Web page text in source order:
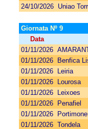
24/10/2026
Uniao
Giornata Nº 9
Data
01/11/2026
01/11/2026 Benfica
01/11/2026 Leiria
01/11/2026 Lourosa
01/11/2026 Leixoes
01/11/2026 Penafiel
01/11/2026
01/11/2026 Tondela